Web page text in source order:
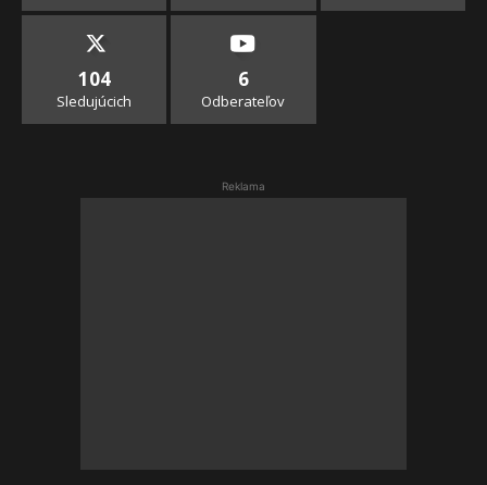
104
Sledujúcich
6
Odberateľov
Reklama